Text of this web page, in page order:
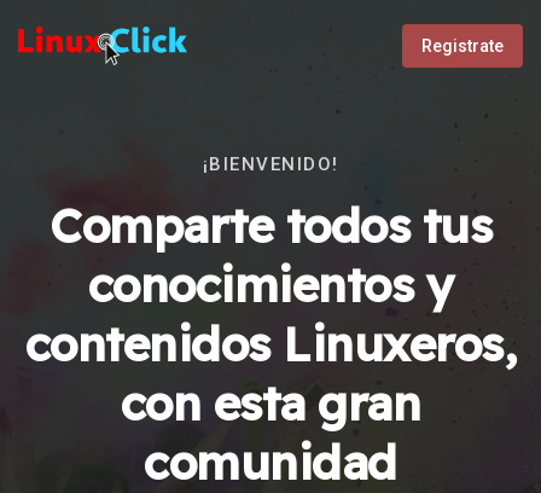
Registrate
¡BIENVENIDO!
Comparte todos tus
conocimientos y
contenidos Linuxeros,
con esta gran
comunidad